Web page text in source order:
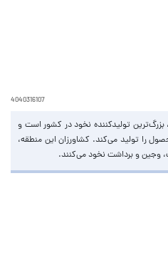
4040316107
تولیدکننده نخود در کشور است و
تُن از این محصول را تولید می‌کند. کشاورزان این منطقه،
وجین و برداشت نخود می‌کنند.